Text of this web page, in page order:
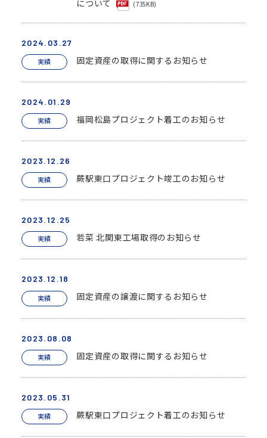
について
(735KB)
2024.03.27
実績 固定資産の取得に関するお知らせ
2024.01.29
実績 福岡松島プロジェクト着工のお知らせ
2023.12.26
実績 蕨駅東口プロジェクト竣工のお知らせ
2023.12.25
実績 若菜 北関東工場取得のお知らせ
2023.12.18
実績 固定資産の譲渡に関するお知らせ
2023.08.08
実績 固定資産の取得に関するお知らせ
2023.05.31
実績 蕨駅東口プロジェクト着工のお知らせ